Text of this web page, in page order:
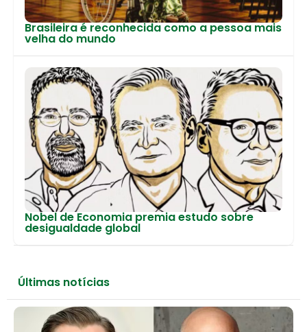
Brasileira é reconhecida como a pessoa mais
velha do mundo
Nobel de Economia premia estudo sobre
desigualdade global
Últimas notícias